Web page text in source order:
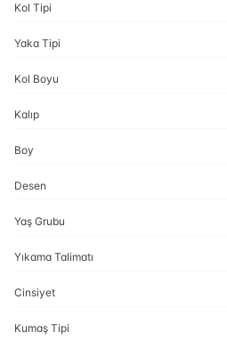
Kol Tipi
Yaka Tipi
Kol Boyu
Kalıp
Boy
Desen
Yaş Grubu
Yıkama Talimatı
Cinsiyet
Kumaş Tipi